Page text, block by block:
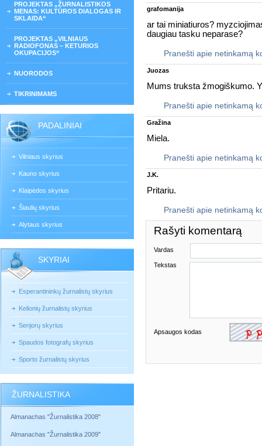
PROJEKTAS „ŽURNALISTIKOS
MENAS: KULTŪROS DIALOGAS IR
SKLAIDA“
PROJEKTAS „VILNIAUS
RADIOFONAS – KETURIOS
OKUPACIJOS“
NUORODOS
TIKRINIMAMS
PADALINIAI
Vilniaus skyrius
Kauno skyrius
Klaipėdos skyrius
Šiaulių skyrius
Alytaus skyrius
SKYRIAI
Esperantininkų žurnalistų skyrius
Kelionių žurnalistų skyrius
Senjorų skyrius
Spaudos fotografų skyrius
Sporto žurnalistų skyrius
ŽURNALISTIKA
Almanachas "Žurnalistika 2008"
Almanachas "Žurnalistika 2009"
grafomanija
ar tai miniatiuros?
daugiau tasku neparase?
Pranešti apie netinkamą
Juozas
Mums truksta žmogiškumo.
Pranešti apie netinkamą
Gražina
Miela.
Pranešti apie netinkamą
J.K.
Pritariu.
Pranešti apie netinkamą
Rašyti komentarą
Vardas
Tekstas
Apsaugos kodas